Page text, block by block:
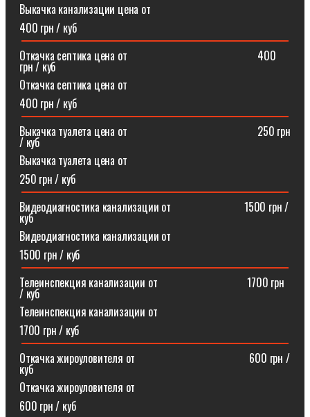
Выкачка канализации цена от
400 грн / куб
Откачка септика цена от⠀⠀⠀⠀⠀⠀⠀⠀⠀⠀⠀⠀⠀⠀⠀⠀400
грн / куб
Откачка септика цена от
400 грн / куб
Выкачка туалета цена от⠀⠀⠀⠀⠀⠀⠀⠀⠀⠀⠀⠀⠀⠀⠀⠀250 грн
/ куб
Выкачка туалета цена от
250 грн / куб
Видеодиагностика канализации от⠀⠀⠀⠀⠀⠀⠀⠀⠀1500 грн /
куб
Видеодиагностика канализации от
1500 грн / куб
Телеинспекция канализации от⠀⠀⠀⠀⠀⠀⠀⠀⠀⠀⠀1700 грн
/ куб
Телеинспекция канализации от
1700 грн / куб
Откачка жироуловителя от⠀⠀⠀⠀⠀⠀⠀⠀⠀⠀⠀⠀⠀⠀600 грн /
куб
Откачка жироуловителя от
600 грн / куб